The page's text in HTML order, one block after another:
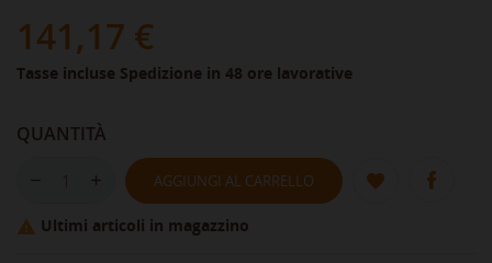
141,17 €
Tasse incluse Spedizione in 48 ore lavorative
QUANTITÀ
AGGIUNGI AL CARRELLO
 Ultimi articoli in magazzino